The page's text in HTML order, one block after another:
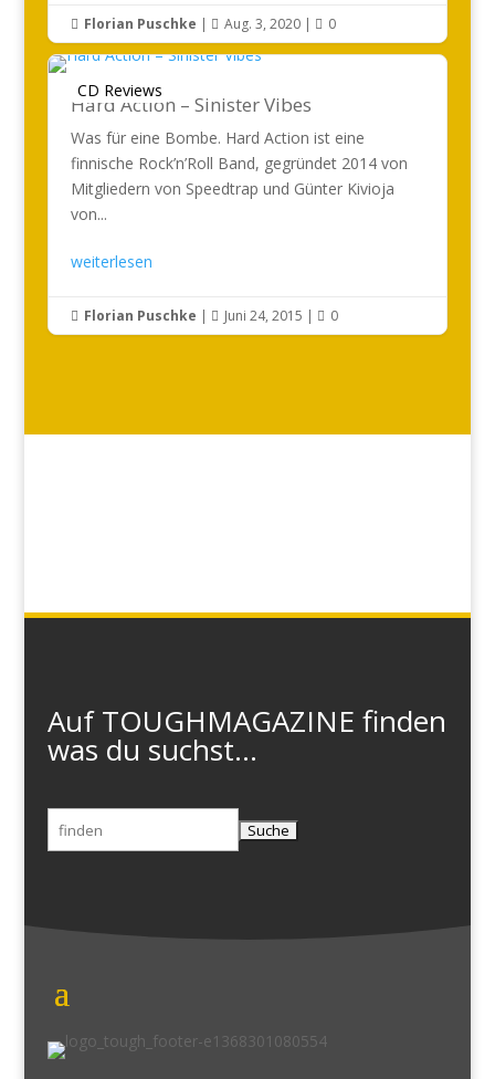
 Florian Puschke |  Aug. 3, 2020|  0
CD Reviews
Hard Action – Sinister Vibes
Was für eine Bombe. Hard Action ist eine
finnische Rock’n’Roll Band, gegründet 2014 von
Mitgliedern von Speedtrap und Günter Kivioja
von...
weiterlesen
 Florian Puschke |  Juni 24, 2015 |  0
Auf TOUGHMAGAZINE finden
was du suchst...
Suchen
nach: